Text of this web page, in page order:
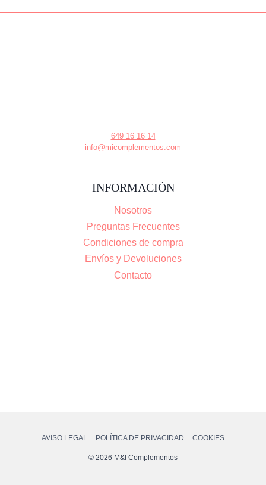
649 16 16 14
info@micomplementos.com
INFORMACIÓN
Nosotros
Preguntas Frecuentes
Condiciones de compra
Envíos y Devoluciones
Contacto
AVISO LEGAL POLÍTICA DE PRIVACIDAD COOKIES
© 2026 M&I Complementos